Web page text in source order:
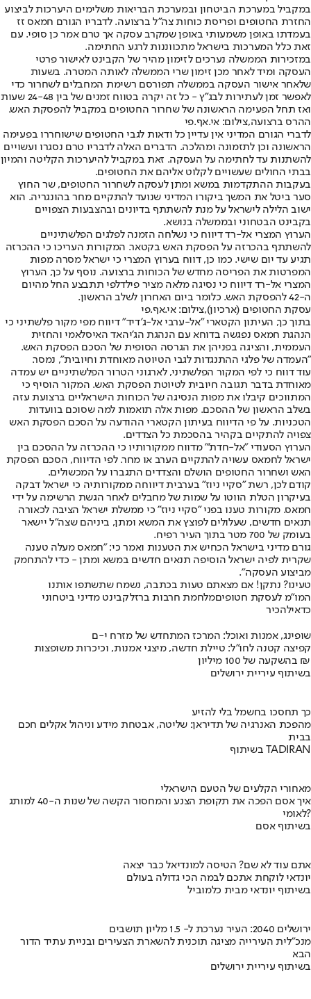
במקביל במערכת הביטחון ובמערכת הבריאות משלימים היערכות לביצוע
החזרת החטופים ופריסת כוחות צה"ל ברצועה. לדבריו הגורם חמאס זז
בעמדתו באופן משמעותי באופן שמקרב עסקה אך טרם אמר כן סופי. עם
זאת כלל המערכות בישראל מתכווננות לרגע החתימה.
במזכירות הממשלה נערכים לזימון מהיר של הקבינט לאישור פרטי
העסקה ומיד לאחר מכן זימון שרי הממשלה לאותה המטרה. בשעות
שלאחר אישור העסקה בממשלה תפורסם רשימת המחבלים לשחרור כדי
לאפשר זמן לעתירות לבג"ץ - כל זה יקרה בטווח זמנים של בין 24-48 שעות
ואז תחל הפעימה הראשונה של שחרור החטופים במקביל להפסקת האש.
ההרס ברצועה,צילום: אי.אף.פי
לדברי הגורם המדיני אין עדיין כל ודאות לגבי החטופים שישוחררו בפעימה
הראשונה וכן לתזמונה ומהלכה. הדברים האלה לדבריו טרם נסגרו ועשויים
להשתנות עד לחתימה על העסקה. זאת במקביל להיערכות הקליטה והמיון
בבתי החולים שעשויים לקלוט אליהם את החטופים.
בעקבות ההתקדמות במשא ומתן לעסקה לשחרור החטופים, שר החוץ
סער ביטל את המשך ביקורו המדיני שנועד להתקיים מחר בהונגריה. הוא
ישוב הלילה לישראל על מנת להשתתף בדיונים ובהצבעות הצפויים
בקבינט הבטחוני ובממשלה בנושא.
הערוץ המצרי אל-רד דיווח כי נשלחה הזמנה לפלגים הפלשתיניים
להשתתף בהכרזה על הפסקת האש בקטאר. המקורות העריכו כי ההכרזה
תגיע עד יום שישי. כמו כן, דווח בערוץ המצרי כי ישראל מסרה מפות
המפרטות את הפריסה מחדש של הכוחות ברצועה. נוסף על כך, הערוץ
המצרי אל-רד דיווח כי נסיגה מלאה מציר פילדלפי תתבצע החל מהיום
ה-42 להפסקת האש. כלומר ביום האחרון לשלב הראשון.
עסקת החטופים (ארכיון),צילום: אי.אף.פי
בתוך כך, העיתון הקטארי "אל-ערבי אל-ג'דיד" דיווח מפי מקור פלשתיני כי
הנהגת חמאס נפגשה בדוחא עם הנהגת הג'יהאד האיסלאמי והחזית
העממית, והציגה בפניהן את הגרסה הסופית של הסכם הפסקת האש.
"העמדה של פלגי ההתנגדות לגבי הטיוטה מאוחדת וחיובית", נמסר.
עוד דווח כי לפי המקור הפלשתיני, לארגוני הטרור הפלשתיניים יש עמדה
מאוחדת בדבר תגובה חיובית לטיוטת הפסקת האש. המקור הוסיף כי
המתווכים קיבלו את מפות הנסיגה של הכוחות הישראליים ברצועת עזה
בשלב הראשון של ההסכם. מפות אלה תואמות למה שסוכם בוועדות
הטכניות. על פי הדיווח בעיתון הקטארי ההודעה על הסכם הפסקת האש
צפויה להתקיים בקהיר בהסכמת כל הצדדים.
הערוץ הסעודי "אל-חדת'" מדווח ממקורותיו כי ההכרזה על ההסכם בין
ישראל לחמאס עשויה להתקיים הערב או מחר. לפי הדיווח, הסכם הפסקת
האש ושחרור החטופים הושלם והצדדים התגברו על המכשולים.
קודם לכן, רשת "סקיי ניוז" בערבית דיווחה ממקורותיה כי ישראל דבקה
בעיקרון הטלת הווטו על שמות של מחבלים לאחר הגשת הרשימה על ידי
חמאס. מקורות טענו בפני "סקיי ניוז" כי ממשלת ישראל הציבה לכאורה
תנאים חדשים, שעלולים לפוצץ את המשא ומתן, ביניהם שצה"ל יישאר
בעומק של 700 מטר בתוך העיר רפיח.
גורם מדיני בישראל הכחיש את הטענות ואמר כי: "חמאס מעלה טענה
שקרית לפיה ישראל הוסיפה תנאים חדשים במשא ומתן - כדי להתחמק
מביצוע העסקה".
טעינו? נתקן! אם מצאתם טעות בכתבה, נשמח שתשתפו אותנו
המו"מ לעסקת חטופיםמלחמת חרבות ברזלקבינט מדיני ביטחוני
כדאילהכיר
שופינג, אמנות ואוכל: המרכז המתחדש של מזרח י-ם
קפיצה קטנה לחו"ל: טיילת חדשה, מיצגי אמנות, וכיכרות משופצות
בהשקעה של 100 מיליון ₪
בשיתוף עיריית ירושלים
כך תחסכו בחשמל בלי להזיע
מהפכת האנרגיה של תדיראן: שליטה, אבטחת מידע וניהול אקלים חכם
בבית
בשיתוף TADIRAN
מאחורי הקלעים של הטעם הישראלי
איך אסם הפכה את תקופת הצנע והמחסור הקשה של שנות ה-40 למותג
לאומי?
בשיתוף אסם
אתם עוד לא שם? הטיסה למונדיאל כבר יצאה
יונדאי לוקחת אתכם לבמה הכי גדולה בעולם
בשיתוף יונדאי מבית כלמוביל
ירושלים 2040: העיר נערכת ל- 1.5 מליון תושבים
מנכ"לית העירייה מציגה תוכנית להשארת הצעירים ובניית עתיד הדור
הבא
בשיתוף עיריית ירושלים